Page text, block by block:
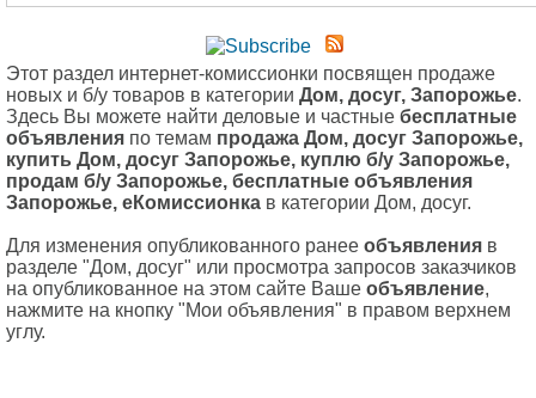
Этот раздел интернет-комиссионки посвящен продаже
новых и б/у товаров в категории Дом, досуг, Запорожье.
Здесь Вы можете найти деловые и частные бесплатные
объявления по темам продажа Дом, досуг Запорожье,
купить Дом, досуг Запорожье, куплю б/у Запорожье,
продам б/у Запорожье, бесплатные объявления
Запорожье, еКомиссионка в категории Дом, досуг.
Для изменения опубликованного ранее объявления в
разделе "Дом, досуг" или просмотра запросов заказчиков
на опубликованное на этом сайте Ваше объявление,
нажмите на кнопку "Мои объявления" в правом верхнем
углу.